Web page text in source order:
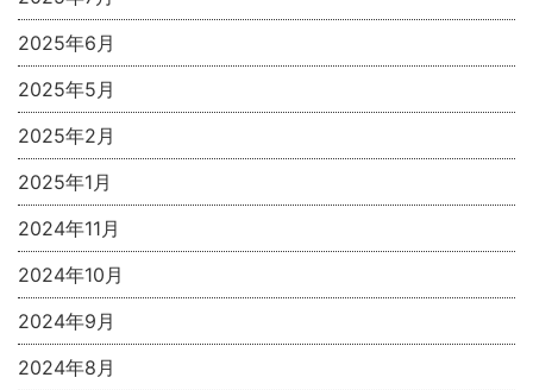
2025年6月
2025年5月
2025年2月
2025年1月
2024年11月
2024年10月
2024年9月
2024年8月